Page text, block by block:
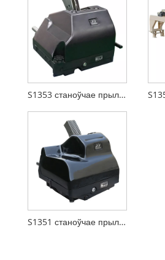
S1353 станоўчае прылада руху CAM
S1351 станоўчае прылада руху CAM